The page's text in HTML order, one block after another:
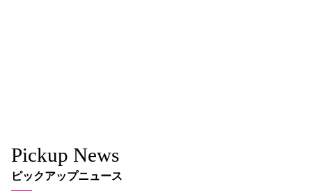
Pickup News
ピックアップニュース